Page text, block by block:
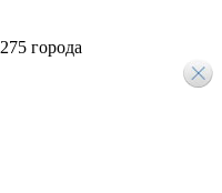
275 города